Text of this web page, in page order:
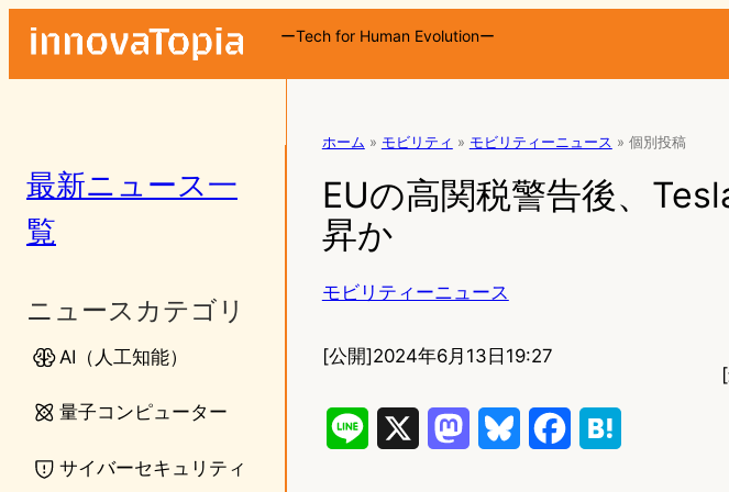
ーTech for Human Evolutionー
最新ニュース一
覧
ニュースカテゴリ
AI（人工知能）
量子コンピューター
サイバーセキュリティ
ホーム » モビリティ » モビリティーニュース » 個別投稿
EUの高関税警告後、
昇か
モビリティーニュース
[公開]2024年6月13日19:27